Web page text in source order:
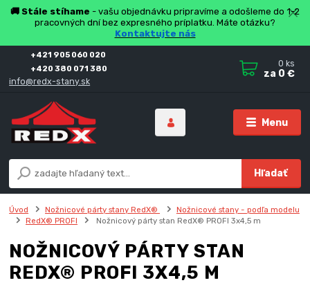
🚚 Stále stíhame - vašu objednávku pripravíme a odošleme do 1-2
pracovných dní bez expresného príplatku. Máte otázku?
Kontaktujte nás
Menu
Hľadať
+421 905 060 020
+420 380 071 380
info@redx-stany.sk
0 ks
za 0 €
Úvod Nožnicové párty stany RedX®
Nožnicové stany - podľa modelu
RedX® PROFI
Nožnicový párty stan RedX® PROFI 3x4,5 m
NOŽNICOVÝ PÁRTY STAN
REDX® PROFI 3X4,5 M